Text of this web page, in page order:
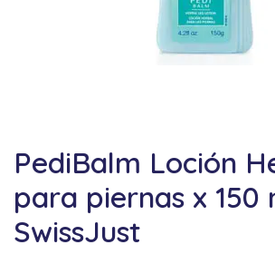
PediBalm Loción
para piernas x 150
SwissJust